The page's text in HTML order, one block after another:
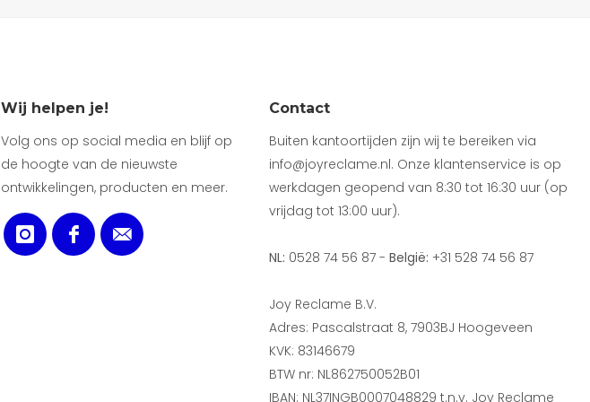
Wij helpen je!
Volg ons op social media en blijf op
de hoogte van de nieuwste
ontwikkelingen, producten en meer.
Contact
Buiten kantoortijden zijn wij te bereiken via
info@joyreclame.nl. Onze klantenservice is op
werkdagen geopend van 8:30 tot 16:30 uur (op
vrijdag tot 13:00 uur).
NL: 0528 74 56 87 - België: +31 528 74 56 87
Joy Reclame B.V.
Adres: Pascalstraat 8, 7903BJ Hoogeveen
KVK: 83146679
BTW nr: NL862750052B01
IBAN: NL37INGB0007048829 t.n.v. Joy Reclame